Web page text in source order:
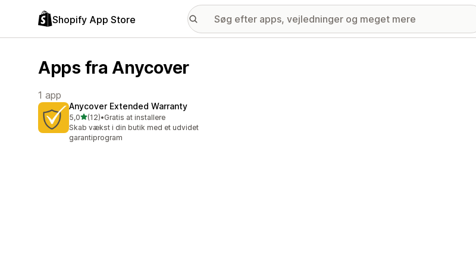
Shopify App Store
Apps fra Anycover
1 app
Anycover Extended Warranty
5,0ud af 5 stjerner
(12)
12 anmeldelser i alt
•Gratis at installere
Skab vækst i din butik med et udvidet
garantiprogram